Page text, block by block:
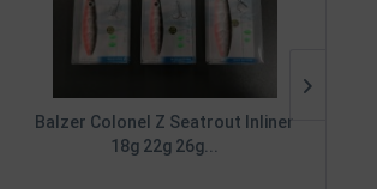
Balzer Colonel Z Seatrout Inliner
18g 22g 26g...